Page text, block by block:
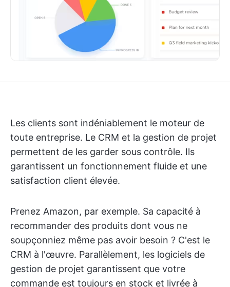
Les clients sont indéniablement le moteur de
toute entreprise. Le CRM et la gestion de projet
permettent de les garder sous contrôle. Ils
garantissent un fonctionnement fluide et une
satisfaction client élevée.
Prenez Amazon, par exemple. Sa capacité à
recommander des produits dont vous ne
soupçonniez même pas avoir besoin ? C'est le
CRM à l'œuvre. Parallèlement, les logiciels de
gestion de projet garantissent que votre
commande est toujours en stock et livrée à